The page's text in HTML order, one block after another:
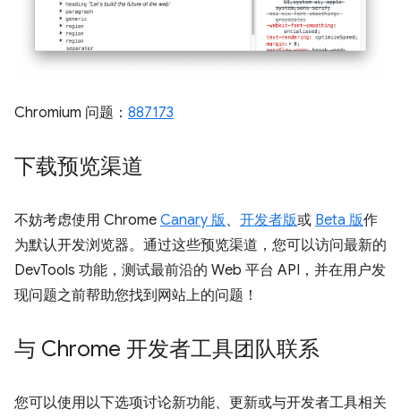
Chromium 问题： 887173
下载预览渠道
不妨考虑使用 Chrome Canary 版、 开发者版或 Beta 版作
为默认开发浏览器。通过这些预览渠道，您可以访问最新的
DevTools 功能，测试最前沿的 Web 平台 API，并在用户发
现问题之前帮助您找到网站上的问题！
与 Chrome 开发者工具团队联系
您可以使用以下选项讨论新功能、更新或与开发者工具相关